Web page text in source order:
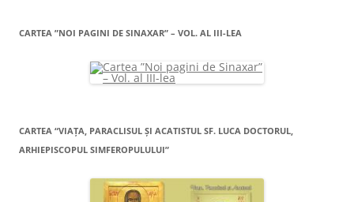
CARTEA ”NOI PAGINI DE SINAXAR” – VOL. AL III-LEA
CARTEA “VIAŢA, PARACLISUL ŞI ACATISTUL SF. LUCA DOCTORUL,
ARHIEPISCOPUL SIMFEROPULULUI”